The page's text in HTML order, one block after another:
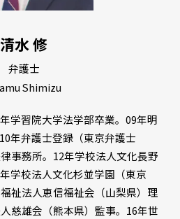
清水 修
弁護士
Shimizu
学習院大学法学部卒業。09年明
年弁護士登録（東京弁護士
事務所。12年学校法人文化長野
学校法人文化杉並学園（東京
祉法人恵信福祉会（山梨県）理
慈雄会（熊本県）監事。16年世